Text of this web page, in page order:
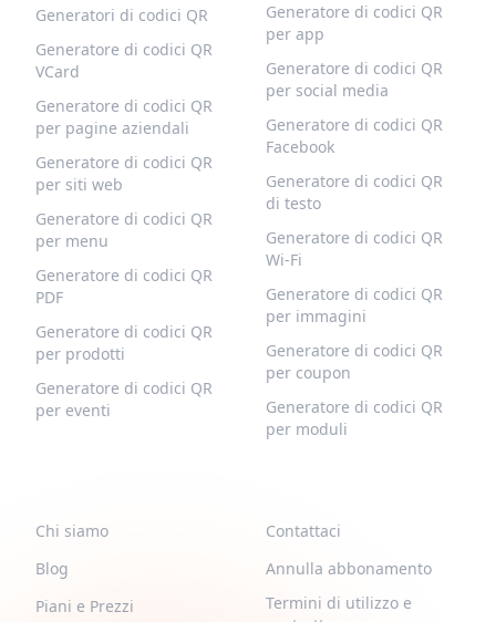
Generatori di codici QR
Generatore di codici QR
VCard
Generatore di codici QR
per pagine aziendali
Generatore di codici QR
per siti web
Generatore di codici QR
per menu
Generatore di codici QR
PDF
Generatore di codici QR
per prodotti
Generatore di codici QR
per eventi
Generatore di codici QR
per app
Generatore di codici QR
per social media
Generatore di codici QR
Facebook
Generatore di codici QR
di testo
Generatore di codici QR
Wi-Fi
Generatore di codici QR
per immagini
Generatore di codici QR
per coupon
Generatore di codici QR
per moduli
Chi siamo
Blog
Piani e Prezzi
Contattaci
Annulla abbonamento
Termini di utilizzo e